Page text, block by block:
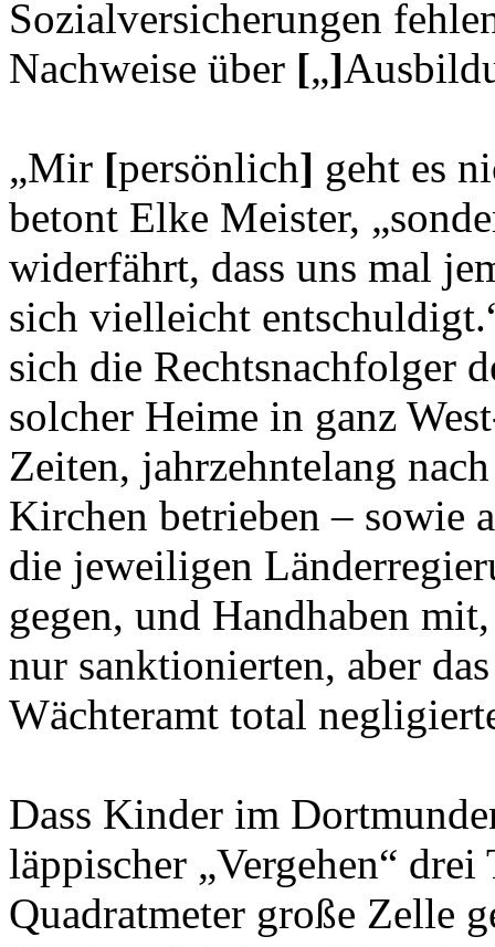
Sozialversicherungen
Nachweise über [„]
„Mir [persönlich] geht es
betont Elke Meister,
widerfährt, dass uns mal
sich vielleicht
sich die Rechtsnachfolger
solcher Heime in ganz
Zeiten, jahrzehntelang
Kirchen betrieben – sowie
die jeweiligen
gegen, und Handhaben
nur sanktionierten, aber
Wächteramt total
Dass Kinder im
läppischer „Vergehen“
Quadratmeter große Zelle